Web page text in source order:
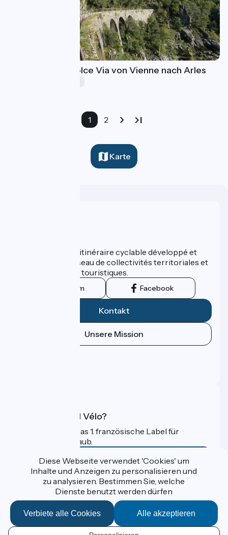
ViaRhôna und Dolce Via von Vienne nach Arles
1 2
Karte
ViaRhôna est un itinéraire cyclable développé et
promu par un réseau de collectivités territoriales et
leurs institutions touristiques.
Instagram Facebook
Kontakt
Unsere Mission
Was ist Accueil Vélo?
Accueil Vélo ist das 1. französische Label für
Radfahrer im Urlaub.
Mehr erfahren
Gefördert im Rahmen von Destination France
Données personnelles
Diese Webseite verwendet 'Cookies' um
Inhalte und Anzeigen zu personalisieren und
zu analysieren. Bestimmen Sie, welche
Dienste benutzt werden dürfen
Alle akzeptieren
Verbiete alle Cookies